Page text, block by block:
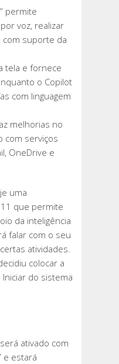
TELA
PARA
NAS
TAREFAS
permite
voz, realizar
com suporte da
tela e fornece
o Copilot
com linguagem
melhorias no
com serviços
OneDrive e
uma
que permite
da inteligência
falar com o seu
atividades.
colocar a
do sistema
ativado com
e estará